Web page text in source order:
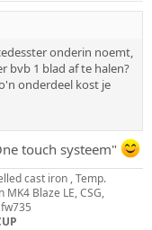
onderin noemt,
bvb 1 blad af te halen?
onderdeel kost je
touch systeem"
cast iron , Temp.
Blaze LE, CSG,